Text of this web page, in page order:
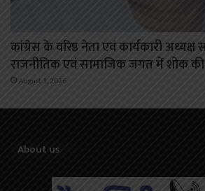
कांग्रेस के वरिष्ठ नेता एवं कार्यकारी अध्यक्ष
राजनीतिक एवं सामाजिक जगत में शोक
August 3, 2026
About us